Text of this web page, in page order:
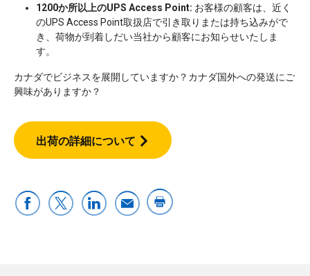
1200か所以上のUPS Access Point: お客様の顧客は、近く
のUPS Access Point取扱店で引き取りまたは持ち込みがで
き、荷物が到着しだい当社から顧客にお知らせいたしま
す。
カナダでビジネスを展開していますか？カナダ国外への発送にご
興味がありますか？
出荷の詳細について